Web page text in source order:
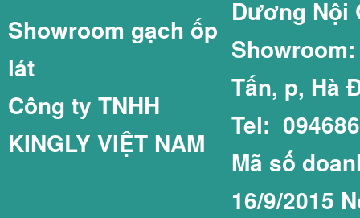
GẠCH LÁT SÂN
GẠCH LÁT SÂN
GẠCH THẺ
GẠCH THẺ
Showroom gạch ốp
lát
Công ty TNHH
KINGLY VIỆT NAM
Dương Nội
Tấn, p, Hà
Tel:
Mã số
16/9/2015